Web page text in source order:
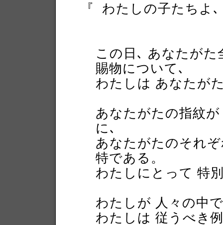
『 わたしの子たちよ､
この日､ あなたが
賜物について､
わたしは あなたが
あなたがたの指紋
に､
あなたがたのそれ
特である。
わたしにとって 特
わたしが 人々の中
わたしは 従うべき